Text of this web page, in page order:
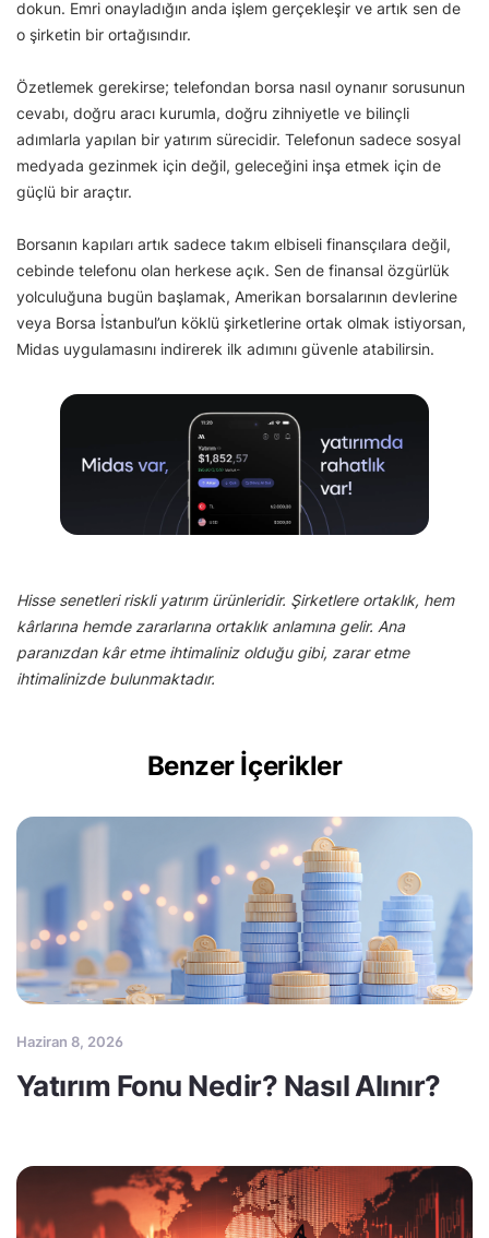
dokun. Emri onayladığın anda işlem gerçekleşir ve artık sen de
o şirketin bir ortağısındır.
Özetlemek gerekirse; telefondan borsa nasıl oynanır sorusunun
cevabı, doğru aracı kurumla, doğru zihniyetle ve bilinçli
adımlarla yapılan bir yatırım sürecidir. Telefonun sadece sosyal
medyada gezinmek için değil, geleceğini inşa etmek için de
güçlü bir araçtır.
Borsanın kapıları artık sadece takım elbiseli finansçılara değil,
cebinde telefonu olan herkese açık. Sen de finansal özgürlük
yolculuğuna bugün başlamak, Amerikan borsalarının devlerine
veya Borsa İstanbul’un köklü şirketlerine ortak olmak istiyorsan,
Midas uygulamasını indirerek ilk adımını güvenle atabilirsin.
Hisse senetleri riskli yatırım ürünleridir. Şirketlere ortaklık, hem
kârlarına hemde zararlarına ortaklık anlamına gelir. Ana
paranızdan kâr etme ihtimaliniz olduğu gibi, zarar etme
ihtimalinizde bulunmaktadır.
Benzer İçerikler
Haziran 8, 2026
Yatırım Fonu Nedir? Nasıl Alınır?